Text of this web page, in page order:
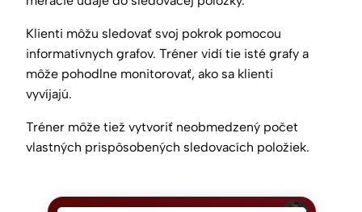
Klienti môžu sledovať svoj pokrok pomocou
informatívnych grafov. Tréner vidí tie isté grafy a
môže pohodlne monitorovať, ako sa klienti
vyvíjajú.
Tréner môže tiež vytvoriť neobmedzený počet
vlastných prispôsobených sledovacích položiek.